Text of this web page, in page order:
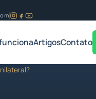
ArtigosContato